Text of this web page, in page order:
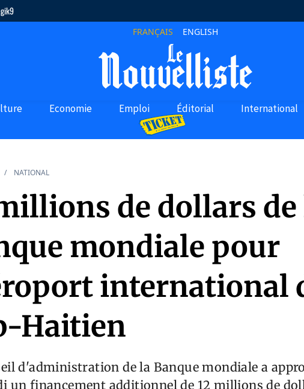
FRANÇAIS ENGLISH
Economie Emploi Éditorial International
NATIONAL
de dollars de
mondiale pour
international
Haitien
d'administration de la Banque mondiale a
un financement additionnel de 12 millions de